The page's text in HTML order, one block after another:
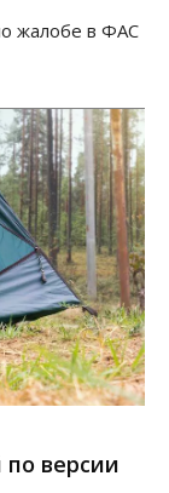
жалобе в ФАС
версии